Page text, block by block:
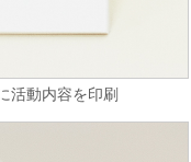
活動内容を印刷